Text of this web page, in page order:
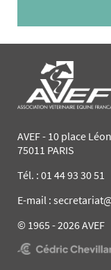
AVEF - 10 place
75011 PARIS
Tél. : 01 44 93 30 51
E-mail :
© 1965 - 2026 AVEF